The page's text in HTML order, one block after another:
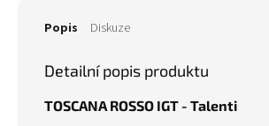
Popis Diskuze
Detailní popis produktu
TOSCANA ROSSO IGT - Talenti